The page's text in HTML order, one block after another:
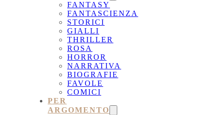
FANTASY
FANTASCIENZA
STORICI
GIALLI
THRILLER
ROSA
HORROR
NARRATIVA
BIOGRAFIE
FAVOLE
COMICI
PER
ARGOMENTO